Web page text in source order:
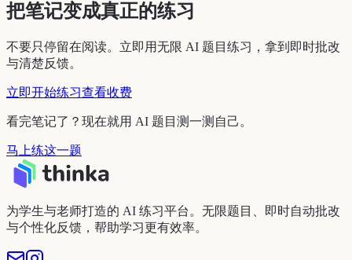
把笔记变成真正的练习
不要只停留在阅读。立即用无限 AI 题目练习，拿到即时批改
与清楚反馈。
立即开始练习查看收费
看完笔记了？现在就用 AI 题目测一测自己。
马上练这一题
为学生与老师打造的 AI 练习平台。无限题目、即时自动批改
与个性化反馈，帮助学习更有效率。